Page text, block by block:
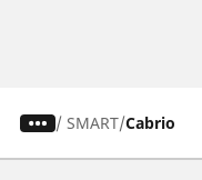
/ SMART Cabrio